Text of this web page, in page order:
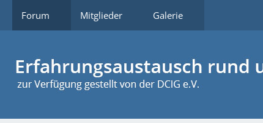
Forum Mitglieder Galerie